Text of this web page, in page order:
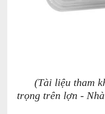
(Tài liệu tham
trọng trên lợn -